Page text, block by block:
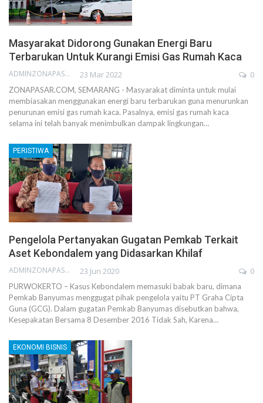
Masyarakat Didorong Gunakan Energi Baru
Terbarukan Untuk Kurangi Emisi Gas Rumah Kaca
ADMINZONAPASAR 23 Mar 2022 0
ZONAPASAR.COM, SEMARANG - Masyarakat diminta untuk mulai
membiasakan menggunakan energi baru terbarukan guna menurunkan
penurunan emisi gas rumah kaca. Pasalnya, emisi gas rumah kaca
selama ini telah banyak menimbulkan dampak lingkungan…
PERISTIWA
Pengelola Pertanyakan Gugatan Pemkab Terkait
Aset Kebondalem yang Didasarkan Khilaf
ADMINZONAPASAR 23 Jun 2020 0
PURWOKERTO – Kasus Kebondalem memasuki babak baru, dimana
Pemkab Banyumas menggugat pihak pengelola yaitu PT Graha Cipta
Guna (GCG). Dalam gugatan Pemkab Banyumas disebutkan bahwa,
Kesepakatan Bersama 8 Desember 2016 Tidak Sah, Karena…
EKONOMI BISNIS